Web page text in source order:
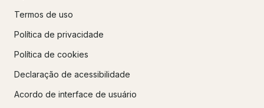
Termos de uso
Política de privacidade
Política de cookies
Declaração de acessibilidade
Acordo de interface de usuário